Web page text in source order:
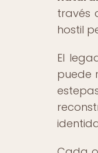
través
hostil
El
puede